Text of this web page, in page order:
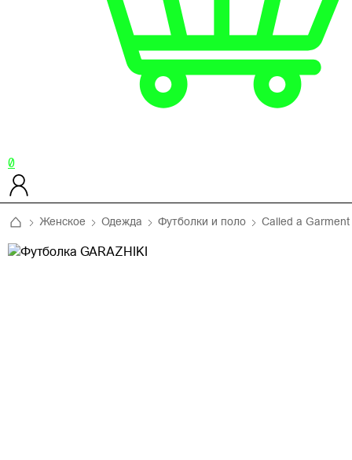
0
Женское Одежда Футболки и поло Called a Garment